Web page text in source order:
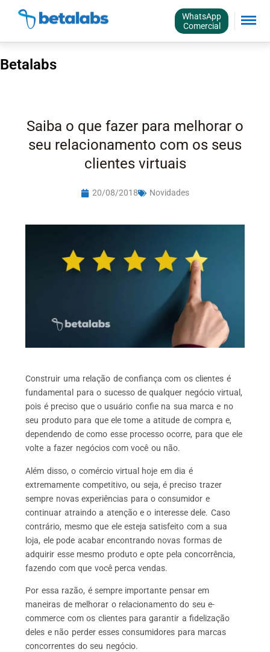
WhatsApp
Comercial
Betalabs
Saiba o que fazer para melhorar o
seu relacionamento com os seus
clientes virtuais
20/08/2018 Novidades
Construir uma relação de confiança com os clientes é
fundamental para o sucesso de qualquer negócio virtual,
pois é preciso que o usuário confie na sua marca e no
seu produto para que ele tome a atitude de compra e,
dependendo de como esse processo ocorre, para que ele
volte a fazer negócios com você ou não.
Além disso, o comércio virtual hoje em dia é
extremamente competitivo, ou seja, é preciso trazer
sempre novas experiências para o consumidor e
continuar atraindo a atenção e o interesse dele. Caso
contrário, mesmo que ele esteja satisfeito com a sua
loja, ele pode acabar encontrando novas formas de
adquirir esse mesmo produto e opte pela concorrência,
fazendo com que você perca vendas.
Por essa razão, é sempre importante pensar em
maneiras de melhorar o relacionamento do seu e-
commerce com os clientes para garantir a fidelização
deles e não perder esses consumidores para marcas
concorrentes do seu negócio.